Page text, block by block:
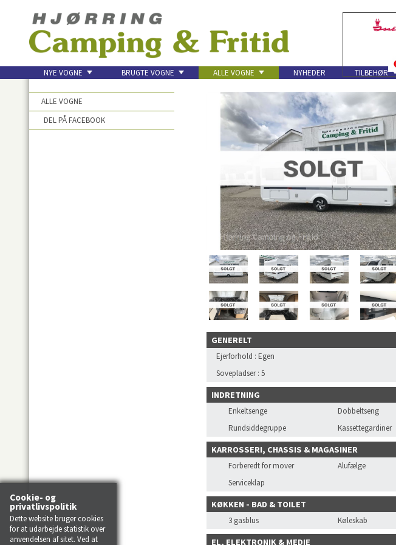
NYE VOGNE BRUGTE VOGNE ALLE VOGNE NYHEDER TILBEHØR
ALLE VOGNE
DEL PÅ FACEBOOK
GENERELT
Ejerforhold : Egen
Sovepladser : 5
INDRETNING
Enkeltsenge Dobbeltseng
Rundsiddegruppe
Kassettegardiner
KARROSSERI, CHASSIS & MAGASINER
Forberedt for mover Alufælge
Serviceklap
KØKKEN - BAD & TOILET
3 gasblus Køleskab
EL, ELEKTRONIK & MEDIE
Cookie- og
privatlivspolitik
Dette website bruger cookies
for at udarbejde statistik over
anvendelsen af sitet. Ved at